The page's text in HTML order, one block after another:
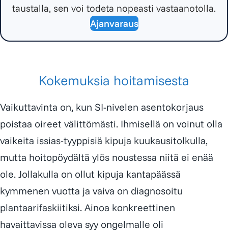
taustalla, sen voi todeta nopeasti vastaanotolla.
Ajanvaraus
Kokemuksia hoitamisesta
Vaikuttavinta on, kun SI-nivelen asentokorjaus
poistaa oireet välittömästi. Ihmisellä on voinut olla
vaikeita issias-tyyppisiä kipuja kuukausitolkulla,
mutta hoitopöydältä ylös noustessa niitä ei enää
ole. Jollakulla on ollut kipuja kantapäässä
kymmenen vuotta ja vaiva on diagnosoitu
plantaarifaskiitiksi. Ainoa konkreettinen
havaittavissa oleva syy ongelmalle oli